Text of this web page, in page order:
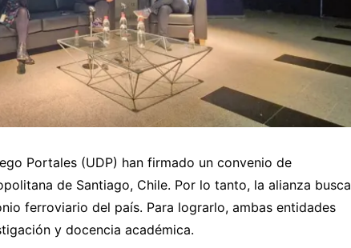
Portales (UDP) han firmado un convenio de
de Santiago, Chile. Por lo tanto, la alianza busca
ferroviario del país. Para lograrlo, ambas entidades
y docencia académica.